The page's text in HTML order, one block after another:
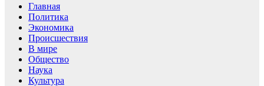
Главная
Политика
Экономика
Происшествия
В мире
Общество
Наука
Культура